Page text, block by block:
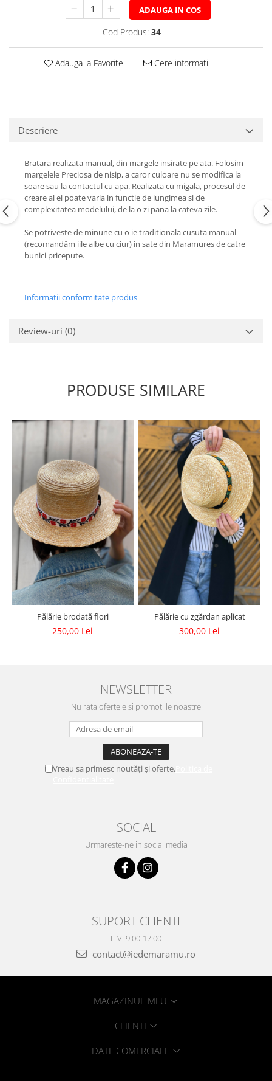
ADAUGA IN COS
Cod Produs: 34
Adauga la Favorite Cere informatii
Descriere
Bratara realizata manual, din margele insirate pe ata. Folosim
margelele Preciosa de nisip, a caror culoare nu se modifica la
soare sau la contactul cu apa. Realizata cu migala, procesul de
creare al ei poate varia in functie de lungimea si de
complexitatea modelului, de la o zi pana la cateva zile.
Se potriveste de minune cu o ie traditionala cusuta manual
(recomandăm iile albe cu ciur) in sate din Maramures de catre
bunici pricepute.
Informatii conformitate produs
Review-uri (0)
PRODUSE SIMILARE
Pălărie brodată flori
250,00 Lei
Pălărie cu zgărdan aplicat
300,00 Lei
NEWSLETTER
Nu rata ofertele si promotiile noastre
Vreau sa primesc noutăți și oferte.
SOCIAL
Urmareste-ne in social media
SUPORT CLIENTI
L-V: 9:00-17:00
contact@iedemaramu.ro
MAGAZINUL MEU
CLIENTI
DATE COMERCIALE